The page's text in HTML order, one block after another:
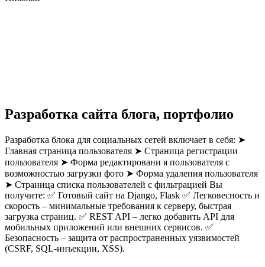
Разработка сайта блога, портфолио
Разработка блока для социальных сетей включает в себя: ➤
Главная страница пользователя ➤ Страница регистрации
пользователя ➤ Форма редактировани я пользователя с
возможностью загрузки фото ➤ Форма удаления пользователя
➤ Страница списка пользователей с фильтрацией Вы
получите: ✅ Готовый сайт на Django, Flask ✅ Легковесность и
скорость – минимальные требования к серверу, быстрая
загрузка страниц. ✅ REST API – легко добавить API для
мобильных приложений или внешних сервисов. ✅
Безопасность – защита от распространенных уязвимостей
(CSRF, SQL-инъекции, XSS).